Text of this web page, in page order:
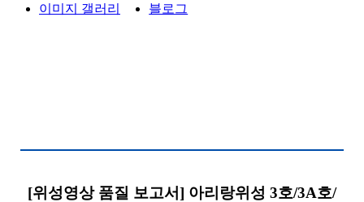
이미지 갤러리
블로그
[위성영상 품질 보고서] 아리랑위성 3호/3A호/